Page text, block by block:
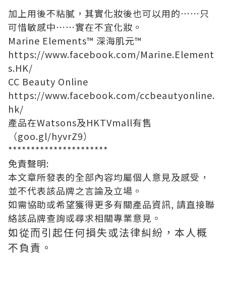
加上用後不粘膩，其實化妝後也可以用的⋯⋯只
可惜敏感中⋯⋯實在不宜化妝。
Marine Elements™ 深海肌元™
https://www.facebook.com/Marine.Element
s.HK/
CC Beauty Online
https://www.facebook.com/ccbeautyonline.
hk/
產品在Watsons及HKTVmall有售
（goo.gl/hyvrZ9）
**********************
免責聲明:
本文章所發表的全部內容均屬個人意見及感受，
並不代表該品牌之言論及立場。
如需協助或希望獲得更多有關產品資訊, 請直接聯
絡該品牌查詢或尋求相關專業意見。
如從而引起任何損失或法律糾紛，本人概
不負責。